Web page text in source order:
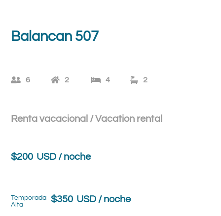
Balancan 507
6 2 4 2
Renta vacacional / Vacation rental
$200 USD / noche
Temporada
Alta
$350USD / noche